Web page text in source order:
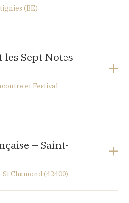
(BE)
(BE)
2, 1340 Ottignies,
les Sept Notes –
et Festival
– Saint-
Chamond (42400)